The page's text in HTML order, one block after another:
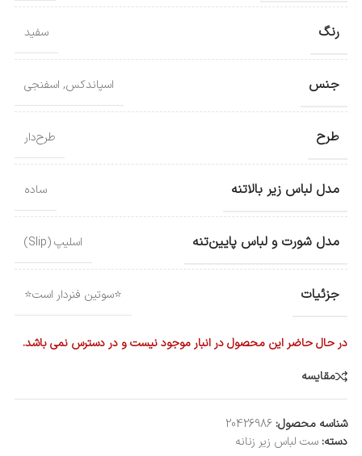
رنگ سفید
جنس اسپاندکس, اسفنجی
طرح طرح‌دار
مدل لباس زیر بالاتنه ساده
مدل شورت و لباس پایین‌تنه اسلیپ (Slip)
جزئیات ⭐سوتین فنردار است⭐
در حال حاضر این محصول در انبار موجود نیست و در دسترس نمی باشد.
مقایسه
شناسه محصول: 20426986
دسته: ست لباس زیر زنانه